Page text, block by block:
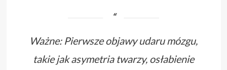
Ważne: Pierwsze objawy udaru mózgu,
takie jak asymetria twarzy, osłabienie